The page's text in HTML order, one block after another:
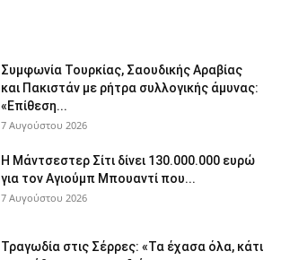
Συμφωνία Τουρκίας, Σαουδικής Αραβίας
και Πακιστάν με ρήτρα συλλογικής άμυνας:
«Επίθεση...
7 Αυγούστου 2026
Η Μάντσεστερ Σίτι δίνει 130.000.000 ευρώ
για τον Αγιούμπ Μπουαντί που...
7 Αυγούστου 2026
Τραγωδία στις Σέρρες: «Τα έχασα όλα, κάτι